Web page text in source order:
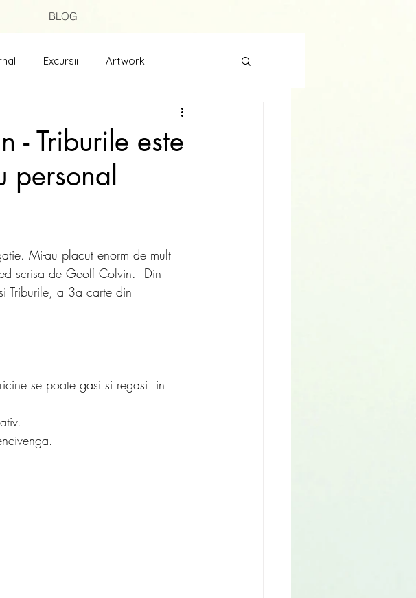
BLOG
Excursii Artwork
- Triburile este
personal
Mi-au placut enorm de mult
scrisa de Geoff Colvin.  Din
Triburile, a 3a carte din
se poate gasi si regasi  in